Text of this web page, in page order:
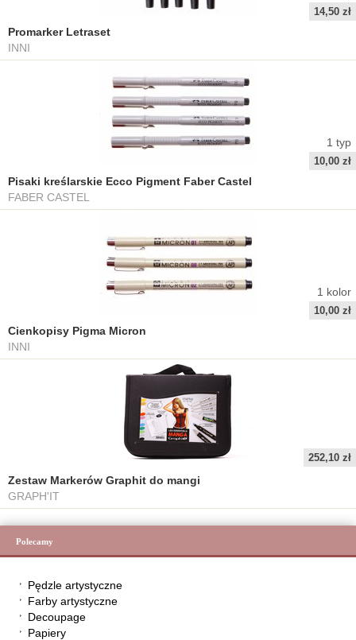
14,50 zł
Promarker Letraset
INNI
1 typ
10,00 zł
Pisaki kreślarskie Ecco Pigment Faber Castel
FABER CASTEL
1 kolor
10,00 zł
Cienkopisy Pigma Micron
INNI
252,10 zł
Zestaw Markerów Graphit do mangi
GRAPH'IT
Polecamy
Pędzle artystyczne
Farby artystyczne
Decoupage
Papiery